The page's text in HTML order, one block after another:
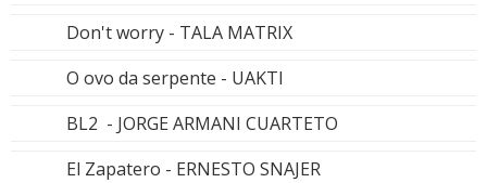
Don't worry - TALA MATRIX
O ovo da serpente - UAKTI
BL2 - JORGE ARMANI CUARTETO
El Zapatero - ERNESTO SNAJER